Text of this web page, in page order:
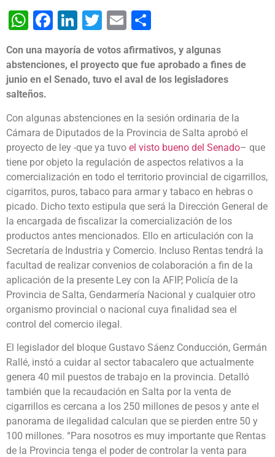
WhatsApp
Facebook
LinkedIn
Twitter
Email
Con una mayoría de votos afirmativos, y algunas
abstenciones, el proyecto que fue aprobado a fines de
junio en el Senado, tuvo el aval de los legisladores
salteños.
Con algunas abstenciones en la sesión ordinaria de la
Cámara de Diputados de la Provincia de Salta aprobó el
proyecto de ley -que ya tuvo el visto bueno del Senado– que
tiene por objeto la regulación de aspectos relativos a la
comercialización en todo el territorio provincial de cigarrillos,
cigarritos, puros, tabaco para armar y tabaco en hebras o
picado. Dicho texto estipula que será la Dirección General de
la encargada de fiscalizar la comercialización de los
productos antes mencionados. Ello en articulación con la
Secretaría de Industria y Comercio. Incluso Rentas tendrá la
facultad de realizar convenios de colaboración a fin de la
aplicación de la presente Ley con la AFIP, Policía de la
Provincia de Salta, Gendarmería Nacional y cualquier otro
organismo provincial o nacional cuya finalidad sea el
control del comercio ilegal.
El legislador del bloque Gustavo Sáenz Conducción, Germán
Rallé, instó a cuidar al sector tabacalero que actualmente
genera 40 mil puestos de trabajo en la provincia. Detalló
también que la recaudación en Salta por la venta de
cigarrillos es cercana a los 250 millones de pesos y ante el
panorama de ilegalidad calculan que se pierden entre 50 y
100 millones. “Para nosotros es muy importante que Rentas
de la Provincia tenga el poder de controlar la venta para